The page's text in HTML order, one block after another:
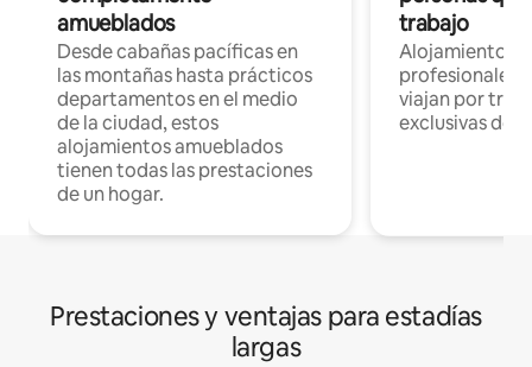
amueblados
Desde cabañas pacíficas en
las montañas hasta prácticos
departamentos en el medio
de la ciudad, estos
alojamientos amueblados
tienen todas las prestaciones
de un hogar.
trabajo
Alojamientos
profesionales
viajan por
exclusivas de
Prestaciones y ventajas para estadías
largas